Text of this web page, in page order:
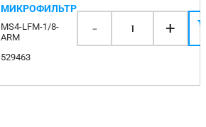
МИКРОФИЛЬТР
MS4-LFM-1/8-
ARM
529463
- 1 +